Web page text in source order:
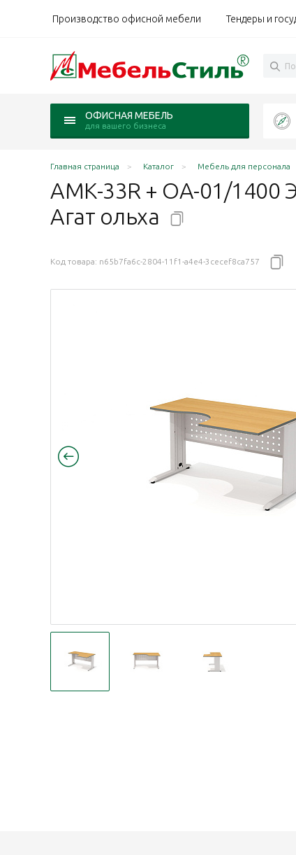
Производство офисной мебели Тендеры и
ОФИСНАЯ МЕБЕЛЬ
для вашего бизнеса
Главная страница Каталог Мебель для персонала
АМК-33R + ОА-01/1400
Агат ольха
Код товара: n65b7fa6c-2804-11f1-a4e4-3cecef8ca757